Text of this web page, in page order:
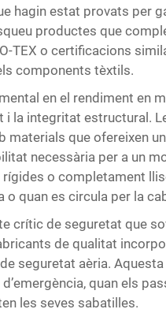
hagin estat provats per
productes que
TEX o certificacions
components tèxtils.
en el rendiment en
la integritat estructural.
que ofereixen
necessària per a un
o completament
quan es circula per la
crític de seguretat que
de qualitat
seguretat aèria.
quan els
les seves sabatilles.